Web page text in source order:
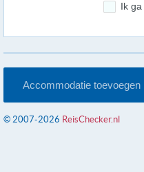
Ik
Accommodatie toevoegen
© 2007-2026 ReisChecker.nl